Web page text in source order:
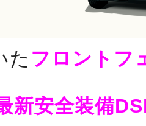
た フロントフ
新安全装備